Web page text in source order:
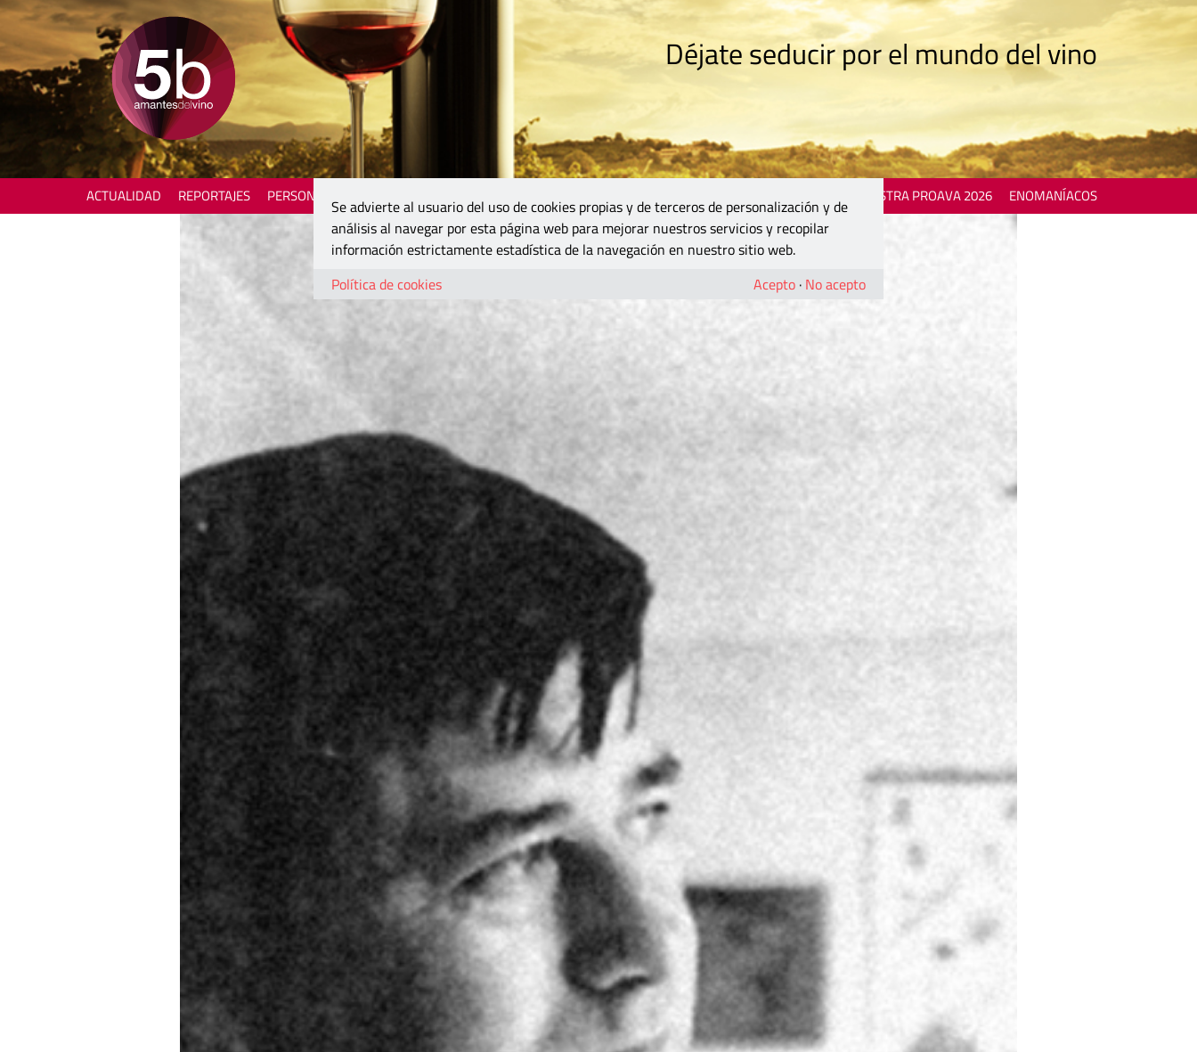
Déjate seducir por el mundo del vino
ACTUALIDAD REPORTAJES PERSONAJES MOSTRA PROAVA 2026 ENOMANÍACOS
Se advierte al usuario del uso de cookies propias y de terceros de personalización y de
análisis al navegar por esta página web para mejorar nuestros servicios y recopilar
información estrictamente estadística de la navegación en nuestro sitio web.
Política de cookies
Acepto · No acepto